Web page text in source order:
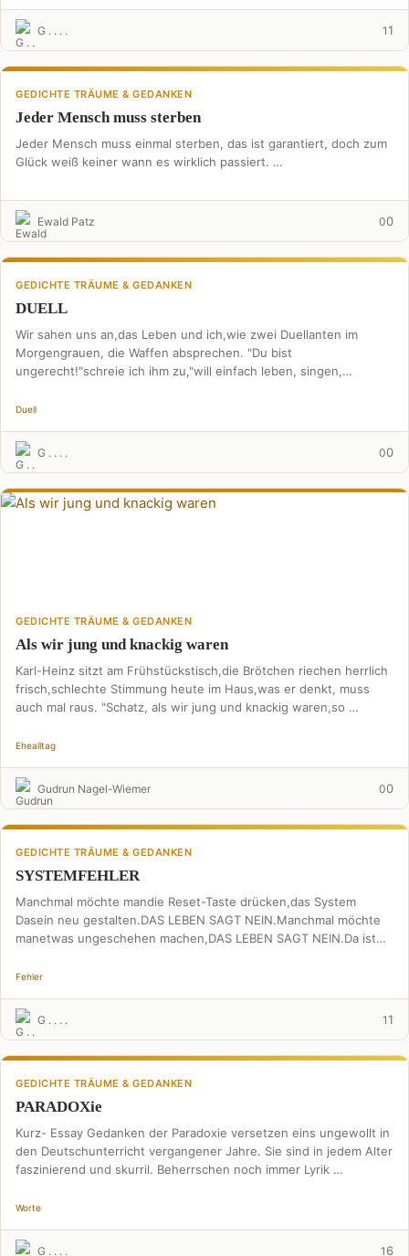
G . . . . 11
GEDICHTE TRÄUME & GEDANKEN
Jeder Mensch muss sterben
Jeder Mensch muss einmal sterben, das ist garantiert, doch zum
Glück weiß keiner wann es wirklich passiert. …
Ewald Patz 00
GEDICHTE TRÄUME & GEDANKEN
DUELL
Wir sahen uns an,das Leben und ich,wie zwei Duellanten im
Morgengrauen, die Waffen absprechen. "Du bist
ungerecht!"schreie ich ihm zu,"will einfach leben, singen,
Duell
G . . . . 00
GEDICHTE TRÄUME & GEDANKEN
Als wir jung und knackig waren
Karl-Heinz sitzt am Frühstückstisch,die Brötchen riechen herrlich
frisch,schlechte Stimmung heute im Haus,was er denkt, muss
auch mal raus. "Schatz, als wir jung und knackig waren,so …
Ehealltag
Gudrun Nagel-Wiemer 00
GEDICHTE TRÄUME & GEDANKEN
SYSTEMFEHLER
Manchmal möchte mandie Reset-Taste drücken,das System
Dasein neu gestalten.DAS LEBEN SAGT NEIN.Manchmal möchte
manetwas ungeschehen machen,DAS LEBEN SAGT NEIN.Da ist
Fehler
G . . . . 11
GEDICHTE TRÄUME & GEDANKEN
PARADOXie
Kurz- Essay Gedanken der Paradoxie versetzen eins ungewollt in
den Deutschunterricht vergangener Jahre. Sie sind in jedem Alter
faszinierend und skurril. Beherrschen noch immer Lyrik …
Worte
G . . . . 1 6